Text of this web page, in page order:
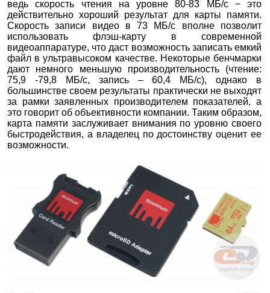
ведь скорость чтения на уровне 80-83 МБ/с − это
действительно хороший результат для карты памяти.
Скорость записи видео в 73 МБ/с вполне позволит
использовать флэш-карту в современной
видеоаппаратуре, что даст возможность записать емкий
файл в ультравысоком качестве. Некоторые бенчмарки
дают немного меньшую производительность (чтение:
75,9 -79,8 МБ/с, запись – 60,4 МБ/с), однако в
большинстве своем результаты практически не выходят
за рамки заявленных производителем показателей, а
это говорит об объективности компании. Таким образом,
карта памяти заслуживает внимания по уровню своего
быстродействия, а владелец по достоинству оценит ее
возможности.